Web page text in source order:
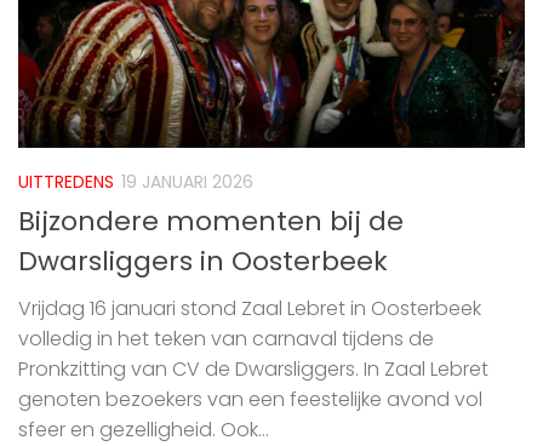
UITTREDENS 19 JANUARI 2026
Bijzondere momenten bij de
Dwarsliggers in Oosterbeek
Vrijdag 16 januari stond Zaal Lebret in Oosterbeek
volledig in het teken van carnaval tijdens de
Pronkzitting van CV de Dwarsliggers. In Zaal Lebret
genoten bezoekers van een feestelijke avond vol
sfeer en gezelligheid. Ook...